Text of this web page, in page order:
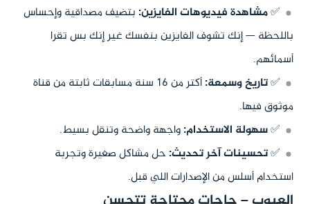
✅مشاهدة فيديوهات الفايزين: بتضيف مصداقية وإحساس
باللحظة — إنك تشوف الفايزين بنفسك غير إنك بس تقرا
أسمائهم.
✅تاريخ وسمعة:
أكتر من 16 سنة مسابقات ثابتة من قناة
موثوق فيها.
✅سهولة الاستخدام:واجهة واضحة وتنقل بسيط.
✅تحسينات آخر تحديث: حل مشاكل صغيرة وتجربة
استخدام أسلس من الإصدارات اللي قبل.